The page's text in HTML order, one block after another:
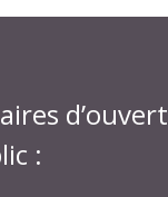
: